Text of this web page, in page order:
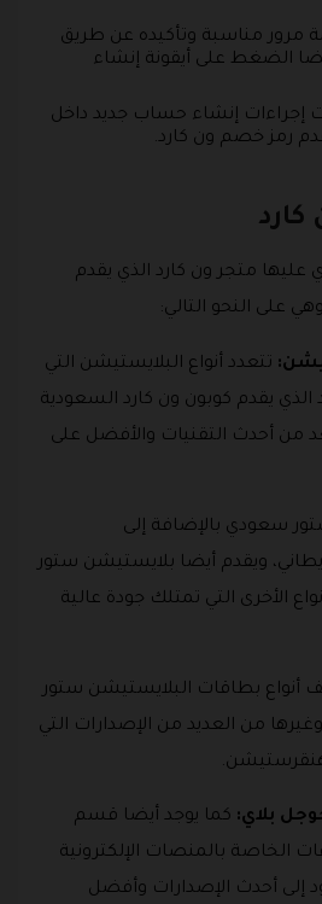
مرور مناسبة وتأكيده عن طريق
الضغط على أيقونة إنشاء
إجراءات إنشاء حساب جديد داخل
رمز خصم ون كارد.
عليها متجر ون كارد الذي يقدم
على النحو التالي:
تتعدد أنواع البلايستيشن التي
الذي يقدم كوبون ون كارد السعودية
من أحدث التقنيات والأفضل على
سعودي بالإضافة إلى
ويقدم أيضا بلايستيشن ستور
الأخرى التي تمتلك جودة عالية
أنواع بطاقات البلايستيشن ستور
من العديد من الإصدارات التي
بلاي: كما يوجد أيضا قسم
الخاصة بالمنصات الإلكترونية
إلى أحدث الإصدارات وأفضل